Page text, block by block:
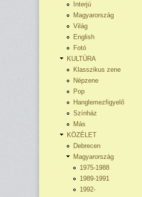
Interjú
Magyarország
Világ
English
Fotó
KULTÚRA
Klasszikus zene
Népzene
Pop
Hanglemezfigyelő
Színház
Más
KÖZÉLET
Debrecen
Magyarország
1975-1988
1989-1991
1992-